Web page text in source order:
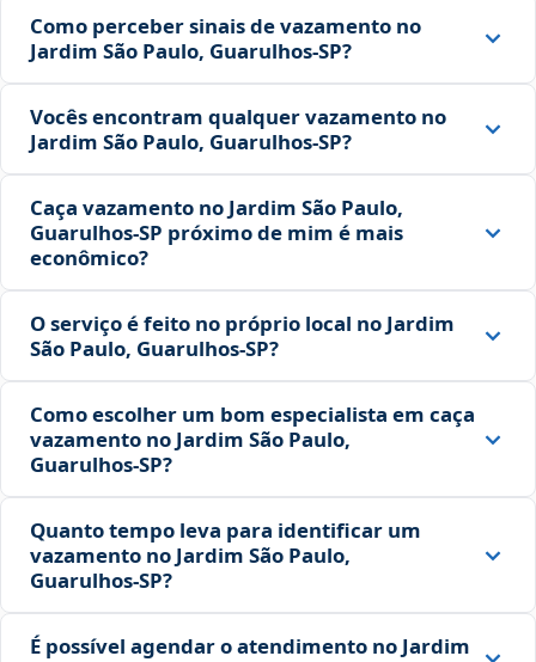
Como perceber sinais de vazamento no
Jardim São Paulo, Guarulhos‑SP?
Vocês encontram qualquer vazamento no
Jardim São Paulo, Guarulhos‑SP?
Caça vazamento no Jardim São Paulo,
Guarulhos‑SP próximo de mim é mais
econômico?
O serviço é feito no próprio local no Jardim
São Paulo, Guarulhos‑SP?
Como escolher um bom especialista em caça
vazamento no Jardim São Paulo,
Guarulhos‑SP?
Quanto tempo leva para identificar um
vazamento no Jardim São Paulo,
Guarulhos‑SP?
É possível agendar o atendimento no Jardim